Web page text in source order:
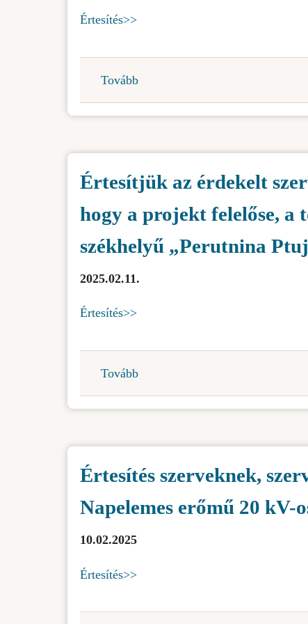
Értesítés>>
Tovább
végzés-
"Peritnina
Topiko"
doo-
Farma
7)
Értesítjük az érdekelt
hogy a projekt felelőse, a
székhelyű „Perutnina
2025.02.11.
Értesítés>>
Tovább
az
érdekelt
szervezeteket
és
közvéleményt,
Értesítés szerveknek,
Napelemes erőmű 20 kV-
10.02.2025
Értesítés>>